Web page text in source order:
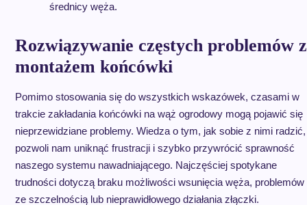
średnicy węża.
Rozwiązywanie częstych problemów z
montażem końcówki
Pomimo stosowania się do wszystkich wskazówek, czasami w
trakcie zakładania końcówki na wąż ogrodowy mogą pojawić się
nieprzewidziane problemy. Wiedza o tym, jak sobie z nimi radzić,
pozwoli nam uniknąć frustracji i szybko przywrócić sprawność
naszego systemu nawadniającego. Najczęściej spotykane
trudności dotyczą braku możliwości wsunięcia węża, problemów
ze szczelnością lub nieprawidłowego działania złączki.